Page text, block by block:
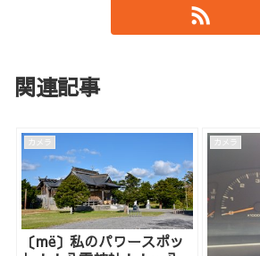
関連記事
カメラ
〔më〕私のパワースポッ
カメラ